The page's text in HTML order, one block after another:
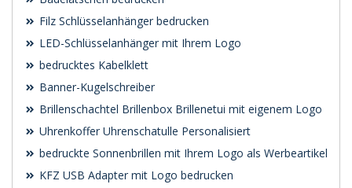
Filz Schlüsselanhänger bedrucken
LED-Schlüsselanhänger mit Ihrem Logo
bedrucktes Kabelklett
Banner-Kugelschreiber
Brillenschachtel Brillenbox Brillenetui mit eigenem Logo
Uhrenkoffer Uhrenschatulle Personalisiert
bedruckte Sonnenbrillen mit Ihrem Logo als Werbeartikel
KFZ USB Adapter mit Logo bedrucken